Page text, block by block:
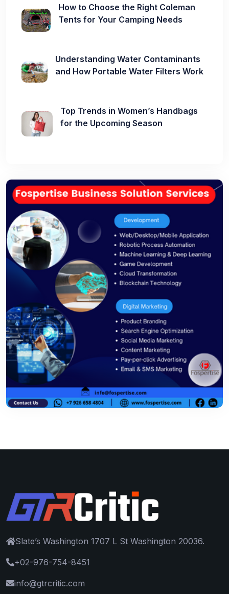
How to Choose the Right Coleman
Tents for Your Camping Needs
Understanding Water Contaminants
and How Portable Water Filters Work
Top Trends in Women’s Handbags
for the Upcoming Season
Slate’s Washington 1707 L St Washington 20036.
+02-976-754-8451
info@gtrcritic.com